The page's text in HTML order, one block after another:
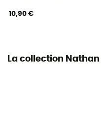
10,90 €
La collection Nathan